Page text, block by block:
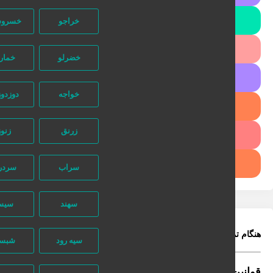
خراجو خسروشهر
خضرلو خمارلو
خواجه دوزدوزان
سراب سردرود
سیس
سیه رود شبستر
تماس فراموش نکنید که بگویید آگهی را در